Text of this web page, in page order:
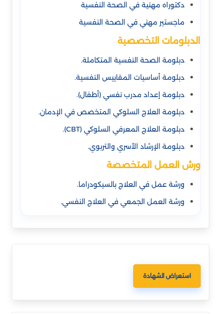
دكتوراه مهنية في الصحة النفسية
ماجستير مهني في الصحة النفسية
الدبلومات التخصصية
دبلومة الصحة النفسية المتكاملة.
دبلومة أساسيات المقاييس النفسية.
دبلومة إعداد مدرب نفسي (أطفال).
دبلومة العلاج السلوكي المتخصص في الإدمان.
دبلومة العلاج المعرفي السلوكي (CBT).
دبلومة الإرشاد الأسري والتربوي.
ورش العمل المتخصصة
ورشة عمل في العلاج بالسيكودراما.
ورشة العمل الجمعي في العلاج النفسي.
استعراض الشهادة